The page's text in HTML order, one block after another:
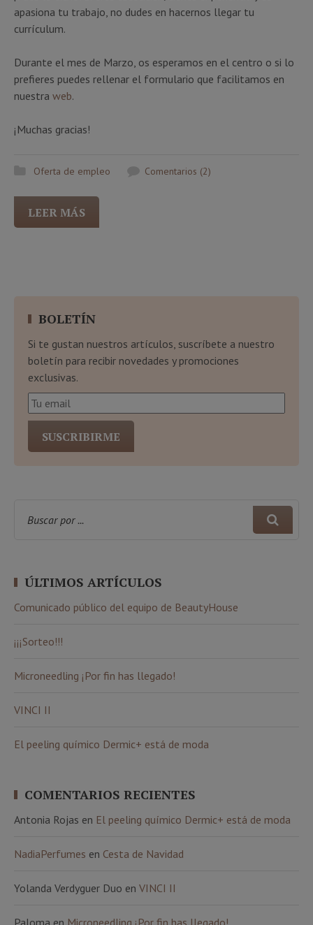
apasiona tu trabajo, no dudes en hacernos llegar tu
currículum.
Durante el mes de Marzo, os esperamos en el centro o si lo
prefieres puedes rellenar el formulario que facilitamos en
nuestra web.
¡Muchas gracias!
Oferta de empleo Comentarios (2)
LEER MÁS
BOLETÍN
Si te gustan nuestros artículos, suscríbete a nuestro
boletín para recibir novedades y promociones
exclusivas.
ÚLTIMOS ARTÍCULOS
Comunicado público del equipo de BeautyHouse
¡¡¡Sorteo!!!
Microneedling ¡Por fin has llegado!
VINCI II
El peeling químico Dermic+ está de moda
COMENTARIOS RECIENTES
Antonia Rojas en El peeling químico Dermic+ está de moda
NadiaPerfumes en Cesta de Navidad
Yolanda Verdyguer Duo en VINCI II